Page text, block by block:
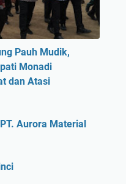
Pauh Mudik,
Monadi
dan Atasi
Aurora Material